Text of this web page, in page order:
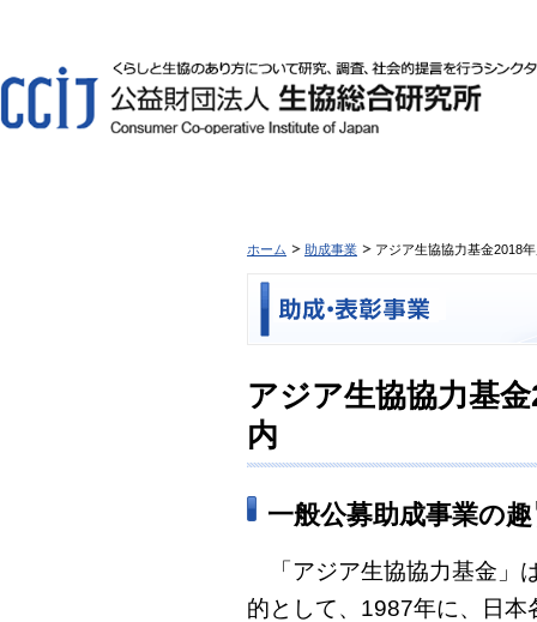
ホーム 助成事業 アジア生協協力基金2018
アジア生協協力基
内
一般公募助成事業の
「アジア生協協力基金」
的として、1987年に、日